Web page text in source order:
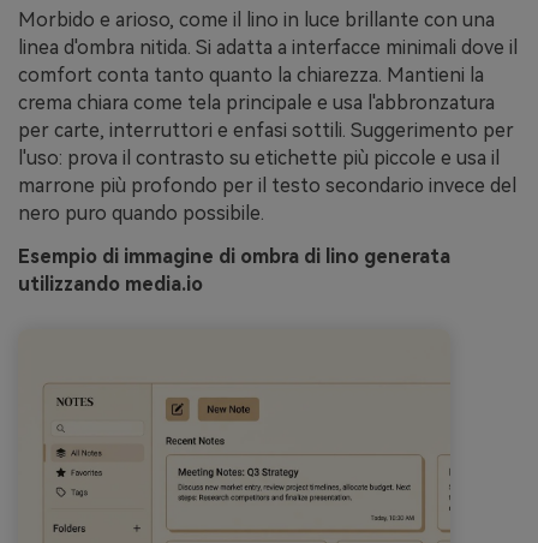
Morbido e arioso, come il lino in luce brillante con una
linea d'ombra nitida. Si adatta a interfacce minimali dove il
comfort conta tanto quanto la chiarezza. Mantieni la
crema chiara come tela principale e usa l'abbronzatura
per carte, interruttori e enfasi sottili. Suggerimento per
l'uso: prova il contrasto su etichette più piccole e usa il
marrone più profondo per il testo secondario invece del
nero puro quando possibile.
Esempio di immagine di ombra di lino generata
utilizzando media.io